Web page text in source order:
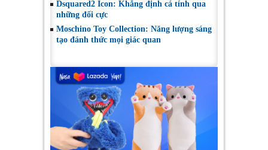
Dsquared2 Icon: Khẳng định cá tính qua
những đối cực
Moschino Toy Collection: Năng lượng sáng
tạo đánh thức mọi giác quan